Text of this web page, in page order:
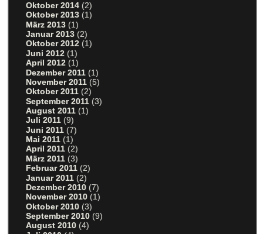
Oktober 2014 (2)
Oktober 2013 (1)
März 2013 (1)
Januar 2013 (2)
Oktober 2012 (1)
Juni 2012 (1)
April 2012 (1)
Dezember 2011 (1)
November 2011 (5)
Oktober 2011 (2)
September 2011 (3)
August 2011 (1)
Juli 2011 (9)
Juni 2011 (7)
Mai 2011 (1)
April 2011 (2)
März 2011 (3)
Februar 2011 (2)
Januar 2011 (2)
Dezember 2010 (7)
November 2010 (1)
Oktober 2010 (3)
September 2010 (9)
August 2010 (4)